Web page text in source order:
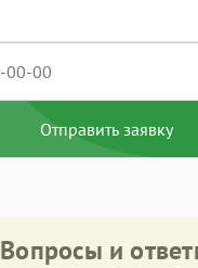
Отправить заявку
Вопросы и